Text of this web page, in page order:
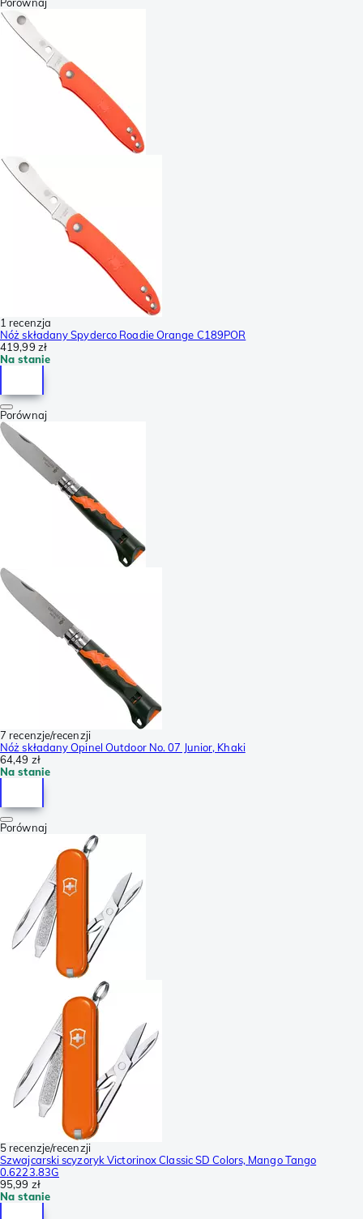
1 recenzja
Nóż składany Spyderco Roadie Orange C189POR
419,99 zł
Na stanie
Porównaj
7 recenzje/recenzji
Nóż składany Opinel Outdoor No. 07 Junior, Khaki
64,49 zł
Na stanie
Porównaj
5 recenzje/recenzji
Szwajcarski scyzoryk Victorinox Classic SD Colors, Mango Tango
0.6223.83G
95,99 zł
Na stanie